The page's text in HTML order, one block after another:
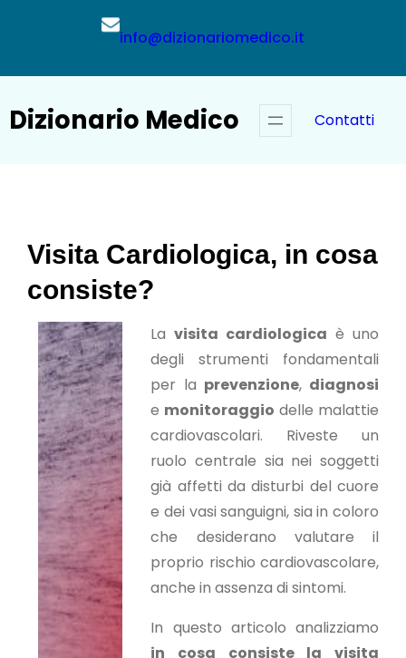
info@dizionariomedico.it
Dizionario Medico Contatti
Visita Cardiologica, in cosa
consiste?
Lavisita cardiologica è uno
degli strumenti fondamentali
per la prevenzione, diagnosi
e monitoraggio delle malattie
cardiovascolari. Riveste un
ruolo centrale sia nei soggetti
già affetti da disturbi del cuore
e dei vasi sanguigni, sia in coloro
che desiderano valutare il
proprio rischio cardiovascolare,
anche in assenza di sintomi.
In questo articolo analizziamo
in cosa consiste la visita